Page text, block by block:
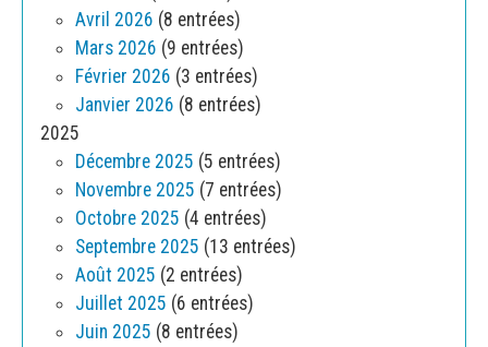
Avril 2026 (8 entrées)
Mars 2026 (9 entrées)
Février 2026 (3 entrées)
Janvier 2026 (8 entrées)
2025
Décembre 2025 (5 entrées)
Novembre 2025 (7 entrées)
Octobre 2025 (4 entrées)
Septembre 2025 (13 entrées)
Août 2025 (2 entrées)
Juillet 2025 (6 entrées)
Juin 2025 (8 entrées)